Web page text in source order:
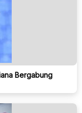
Bergabung